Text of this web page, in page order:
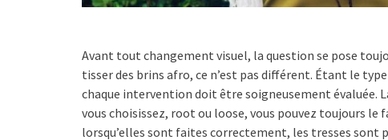
Avant tout changement visuel, la question se pose
tisser des brins afro, ce n’est pas différent. Étant le
chaque intervention doit être soigneusement évaluée.
vous choisissez, root ou loose, vous pouvez toujours le
lorsqu’elles sont faites correctement, les tresses sont